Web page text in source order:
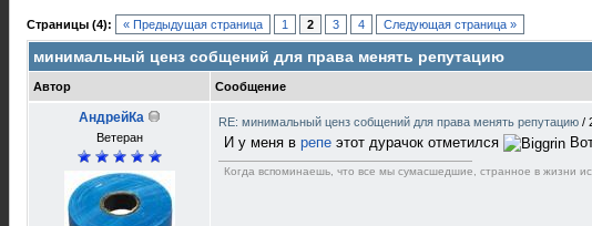
Страницы (4): « Предыдущая страница 1 2 3 4 Следующая страница »
минимальный ценз собщений для права менять репутацию
Автор Сообщение
АндрейКа
Ветеран
RE: минимальный ценз собщений для права менять репутацию /
И у меня в репе этот дурачок отметился
Когда вспоминаешь, что все мы сумаcшедшие, странное в жизни